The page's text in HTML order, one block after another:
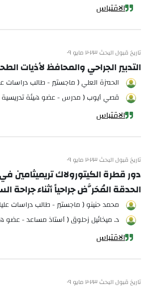
الاقتباس
تاريخ قبول البحث ٢٠٢٣ مايو ٠٩
التدبير الجراحي والمحافظ لأذيات
الحمزة العلي ( ماجستير - طالب دراسات
قصي أيوب ( مدرس - عضو هيئة
الاقتباس
تاريخ قبول البحث ٢٠٢٣ مايو ٠٩
دور قطرة الكيتورولاك
الحدقة المُحَرَّض جراحياً أثناء جراحة
محمد حنينو ( ماجستير - طالب دراسات
د. ميخائيل زحلوق ( أستاذ مساعد - عضو
الاقتباس
تاريخ قبول البحث ٢٠٢٣ مايو ٠٩